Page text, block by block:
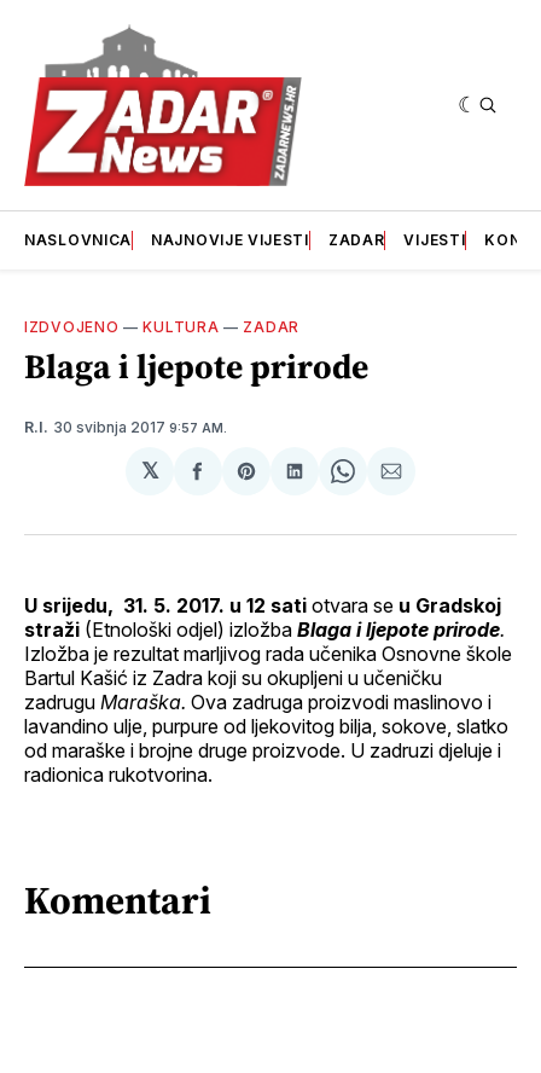
NASLOVNICA NAJNOVIJE VIJESTI ZADAR VIJESTI
IZDVOJENO —KULTURA — ZADAR
Blaga i ljepote prirode
R.I. 30 svibnja 2017 9:57 AM.
𝕏
podijeliSharepodijeliSharepodijeli
U srijedu, 31. 5. 2017. u 12 sati otvara se u Gradskoj
straži (Etnološki odjel) izložba Blaga i ljepote prirode.
Izložba je rezultat marljivog rada učenika Osnovne škole
Bartul Kašić iz Zadra koji su okupljeni u učeničku
zadrugu Maraška. Ova zadruga proizvodi maslinovo i
lavandino ulje, purpure od ljekovitog bilja, sokove, slatko
od maraške i brojne druge proizvode. U zadruzi djeluje i
radionica rukotvorina.
Komentari